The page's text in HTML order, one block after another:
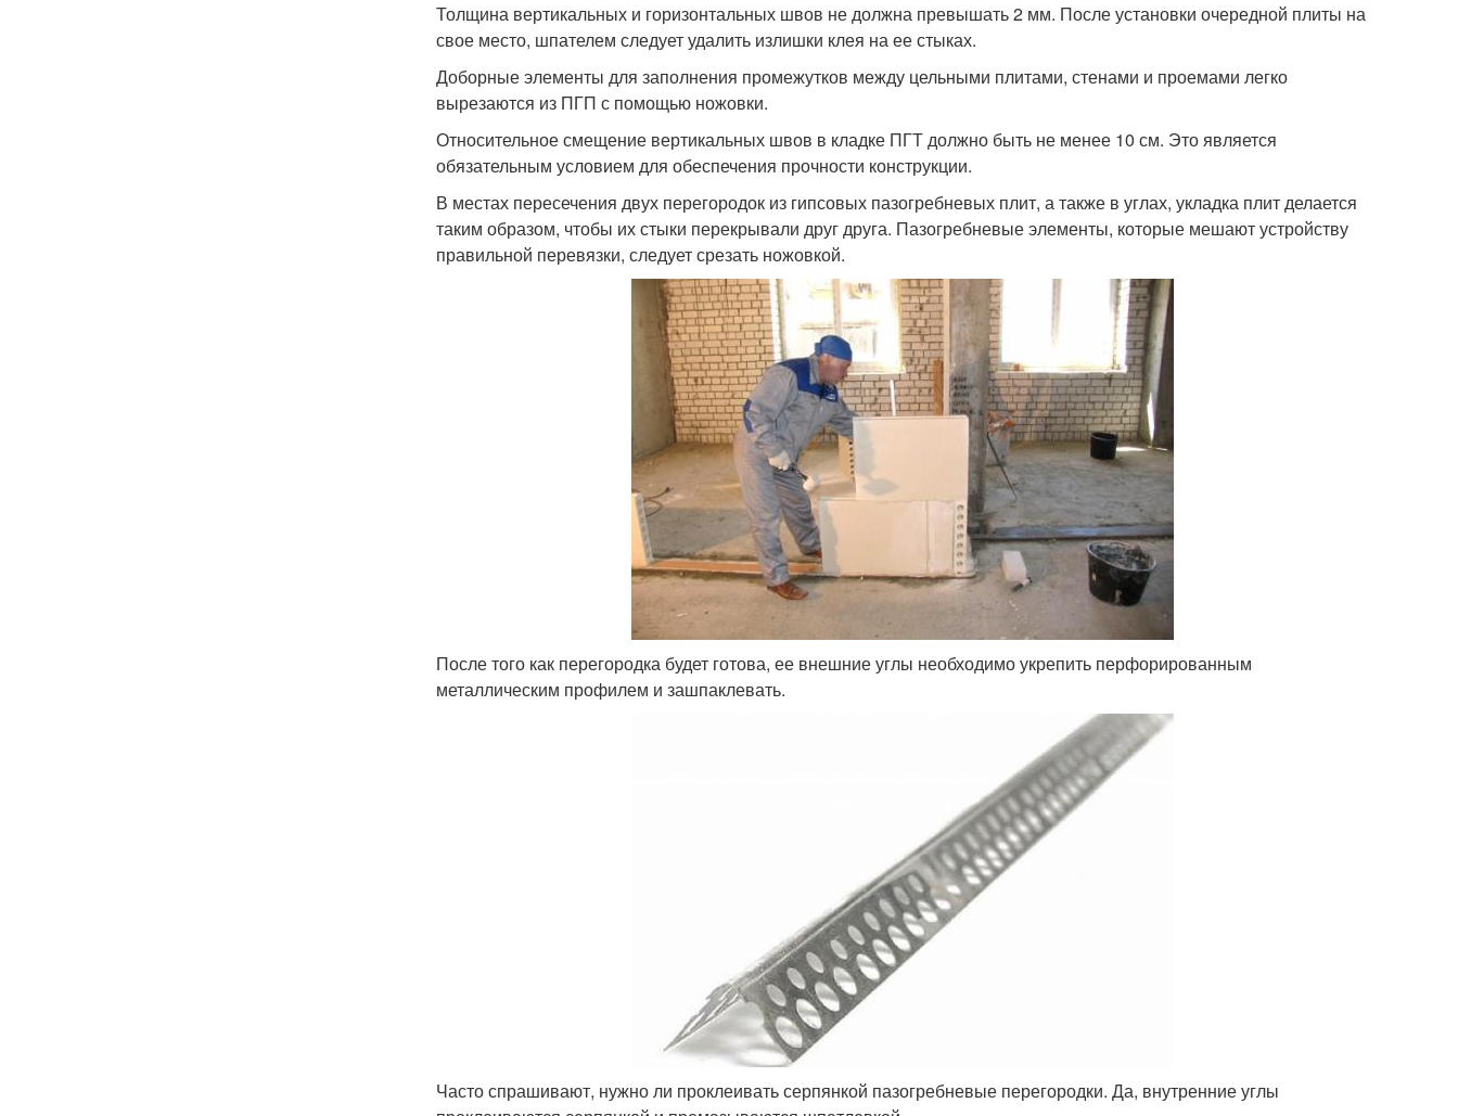
Толщина вертикальных и горизонтальных швов не должна превышать 2 мм. После установки очередной плиты на
свое место, шпателем следует удалить излишки клея на ее стыках.
Доборные элементы для заполнения промежутков между цельными плитами, стенами и проемами легко
вырезаются из ПГП с помощью ножовки.
Относительное смещение вертикальных швов в кладке ПГТ должно быть не менее 10 см. Это является
обязательным условием для обеспечения прочности конструкции.
В местах пересечения двух перегородок из гипсовых пазогребневых плит, а также в углах, укладка плит делается
таким образом, чтобы их стыки перекрывали друг друга. Пазогребневые элементы, которые мешают устройству
правильной перевязки, следует срезать ножовкой.
После того как перегородка будет готова, ее внешние углы необходимо укрепить перфорированным
металлическим профилем и зашпаклевать.
Часто спрашивают, нужно ли проклеивать серпянкой пазогребневые перегородки. Да, внутренние углы